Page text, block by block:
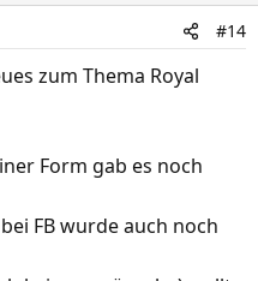
#14
zum Thema Royal
Form gab es noch
FB wurde auch noch